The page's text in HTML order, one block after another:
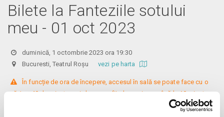
Bilete la Fanteziile sotului
meu - 01 oct 2023
duminică, 1 octombrie 2023 ora 19:30
Bucuresti, Teatrul Roșu vezi pe harta
În funcție de ora de începere, accesul în sală se poate face cu o
oră / cu 40 de minute mai devreme, fiind permis cu până la 10 minute
înainte de spectacol. Așezarea se realizează la mese de 2 (nr. limitat), 3